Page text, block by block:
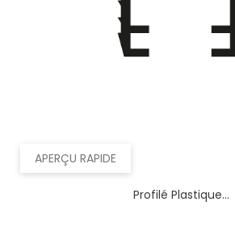
APERÇU RAPIDE
Profilé Plastique...